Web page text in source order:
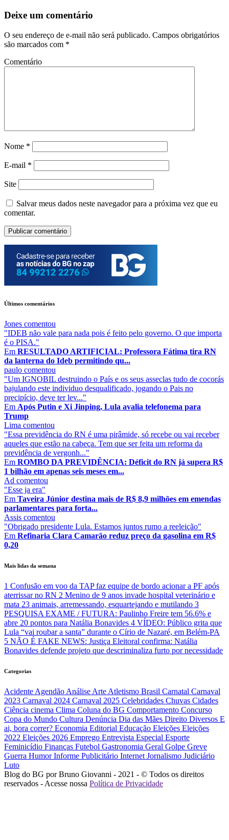
Deixe um comentário
O seu endereço de e-mail não será publicado. Campos obrigatórios
são marcados com *
Comentário
Nome *
E-mail *
Site
Salvar meus dados neste navegador para a próxima vez que eu
comentar.
Últimos comentários
Jones comentou
"IDEB não vale para nada pois é feito pelo governo. O que importa
é o PISA."
Em RESULTADO ARTIFICIAL: Professora Fátima tira RN
da lanterna do Ideb permitindo qu...
paulo comentou
"Um IGNOBIL destruindo o País e os seus asseclas tudo de cocorás
bajulando este individuo desqualificado, jogando o Pais no
precipício, deve ter lev..."
Em Após Putin e Xi Jinping, Lula avalia telefonema para
Trump
Lima comentou
"Essa previdência do RN é uma pirâmide, só recebe ou vai receber
aqueles que estão na cabeça. Tem que ser feita um reforma da
previdência de vergonh..."
Em ROMBO DA PREVIDÊNCIA: Déficit do RN já supera R$
1 bilhão em apenas seis meses em...
Ad comentou
"Esse ja era"
Em Taveira Júnior destina mais de R$ 8,9 milhões em emendas
parlamentares para forta...
Assis comentou
"Obrigado presidente Lula. Estamos juntos rumo a reeleição"
Em Refinaria Clara Camarão reduz preço da gasolina em R$
0,20
Mais lidas da semana
1 Confusão em voo da TAP faz equipe de bordo acionar a PF após
aterrissar no RN 2 Menino de 9 anos invade hospital veterinário e
mata 23 animais, arremessando, esquartejando e mutilando 3
PESQUISA EXAME / FUTURA: Paulinho Freire tem 56.6% e
abre 20 pontos para Natália Bonavides 4 VÍDEO: Público grita que
Lula “vai roubar a santa” durante o Círio de Nazaré, em Belém-PA
5 NÃO É FAKE NEWS: Justiça Eleitoral confirma: Natália
Bonavides defende projeto que descriminaliza furto por necessidade
Categorias
Acidente Agendão Análise Arte Atletismo Brasil Carnatal Carnaval
2023 Carnaval 2024 Carnaval 2025 Celebridades Chuvas Cidades
Ciência cinema Clima Coluna do BG Comportamento Concurso
Copa do Mundo Cultura Denúncia Dia das Mães Direito Diversos E
ai, bora correr? Economia Editorial Educação Eleições Eleições
2022 Eleições 2026 Emprego Entrevista Especial Esporte
Feminicídio Finanças Futebol Gastronomia Geral Golpe Greve
Guerra HumorInforme Publicitário Internet Jornalismo Judiciário
Luto
Blog do BG por Bruno Giovanni - 2021 - © Todos os direitos
reservados - Acesse nossa Política de Privacidade